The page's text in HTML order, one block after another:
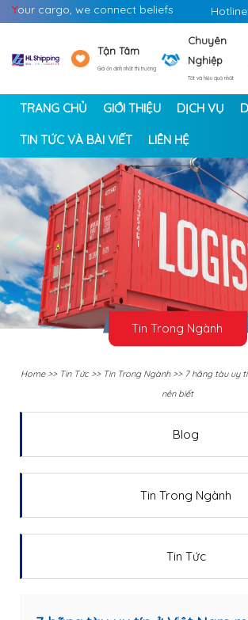
Your cargo, we connect beliefs Hotline:
Tận Tâm
Giá ổn định nhất thị trường
Chuyên
Nghiệp
Tốt và hiệu quả nhất
TRANG CHỦ GIỚI THIỆU DỊCH VỤ
TIN TỨC VÀ BÀI VIẾT LIÊN HỆ
<
Tin Trong Ngành
Home>> Tin Tức>> Tin Trong Ngành>> 7 hãng tàu uy
nên biết
Blog
Tin Trong Ngành
Tin Tức